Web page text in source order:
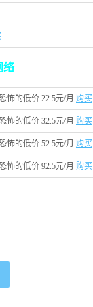
络
怖的低价 22.5元/月 购买
怖的低价 32.5元/月 购买
怖的低价 52.5元/月 购买
怖的低价 92.5元/月 购买